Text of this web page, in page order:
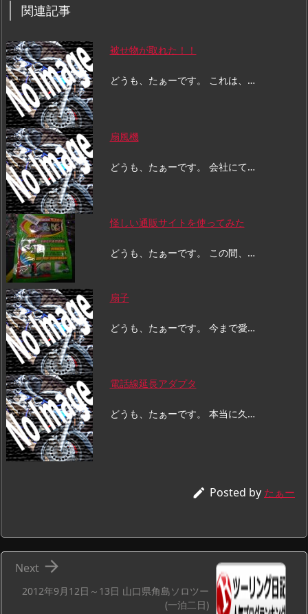
関連記事
被せ物が取れた！！
どうも、たぁーです。 これは、…
扇風機
どうも、たぁーです。 会社にて…
怪しい通販サイトを使ってみた
どうも、たぁーです。 この間、…
扇子
どうも、たぁーです。 今まで愛…
電話線延長アダプタ
どうも、たぁーです。 本当に久…
 Posted by たぁー
2012年9月12日～13日 山口県角島ソロツー
(一泊二日)

Next